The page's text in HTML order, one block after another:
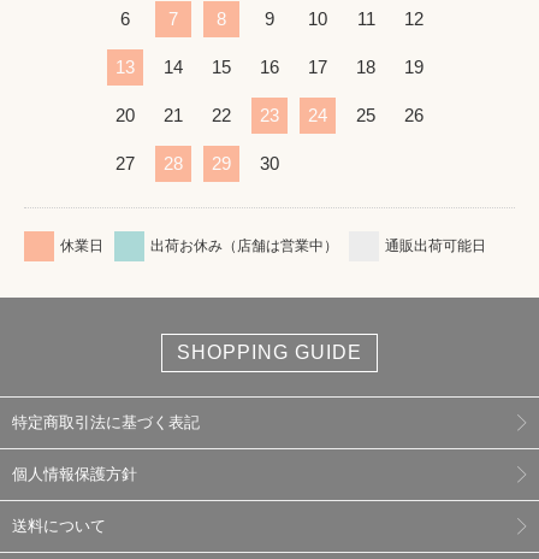
6 7 8 9 10 11 12
13 14 15 16 17 18 19
20 21 22 23 24 25 26
27 28 29 30
休業日 出荷お休み（店舗は営業中） 通販出荷可能日
SHOPPING GUIDE
特定商取引法に基づく表記
個人情報保護方針
送料について